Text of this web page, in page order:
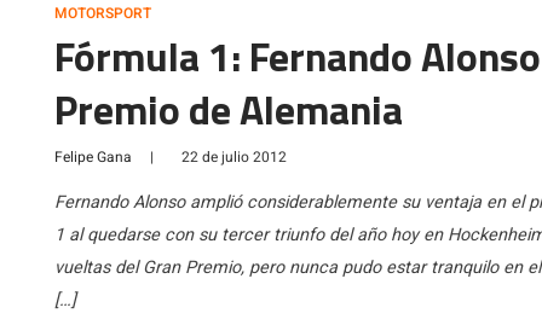
MOTORSPORT
Fórmula 1: Fernando
Premio de Alemania
Felipe Gana | 22 de julio 2012
Fernando Alonso amplió considerablemente su ventaja en el
1 al quedarse con su tercer triunfo del año hoy en
vueltas del Gran Premio, pero nunca pudo estar tranquilo en
[…]